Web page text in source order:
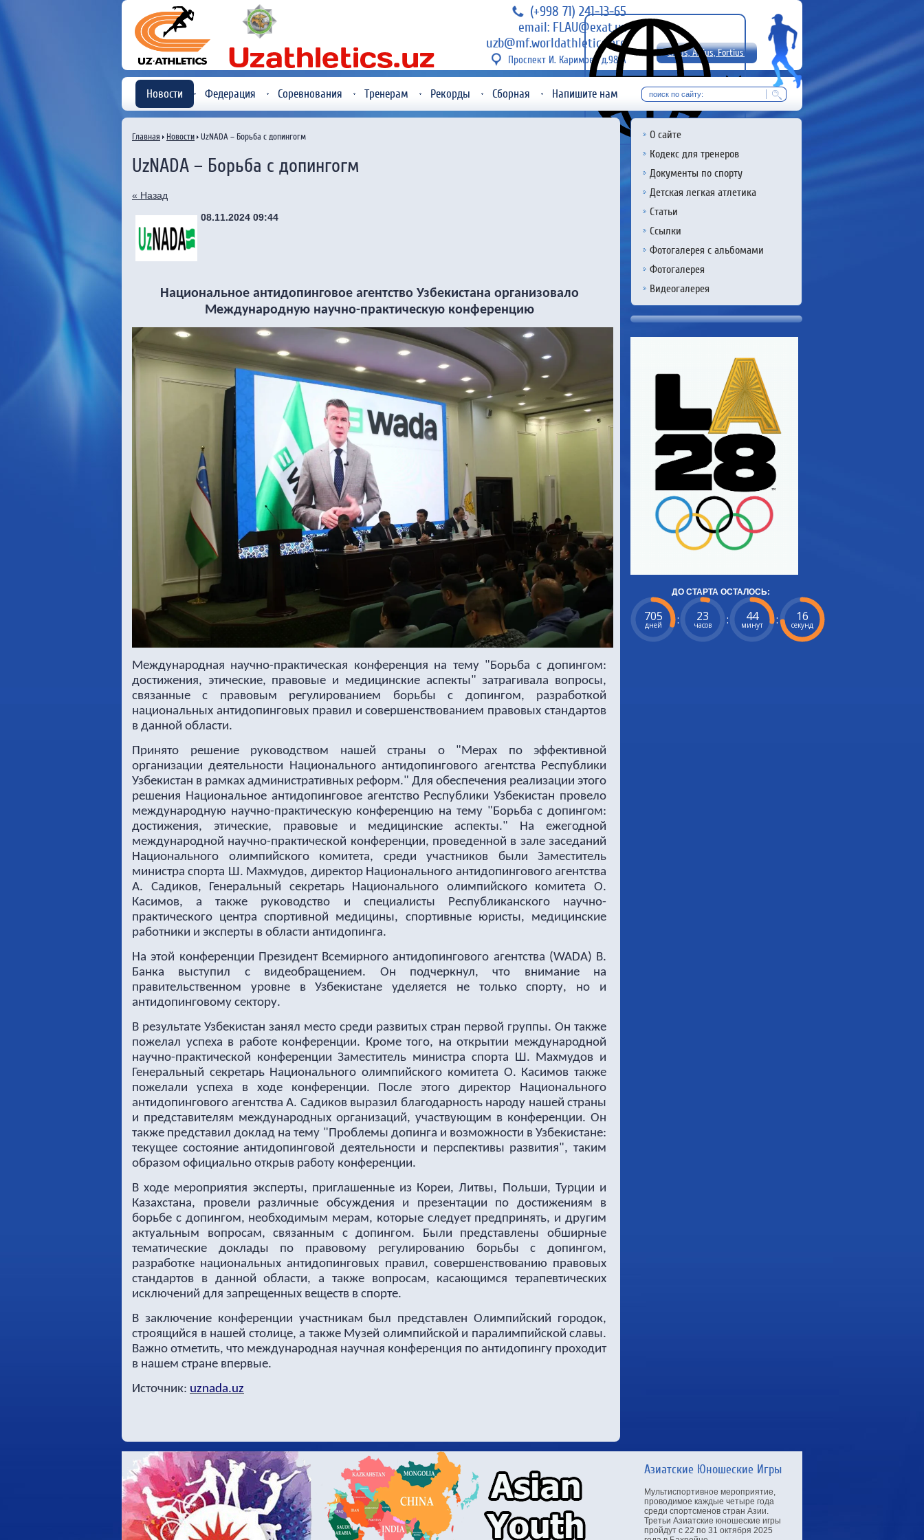
(+998 71) 241-13-65
email: FLAU@exat.uz
uzb@mf.worldathletics.org
Проспект И. Каримова д.98 А
Citius, Altius, Fortius!
RU
Новости Федерация Соревнования Тренерам Рекорды Сборная Напишите нам
О сайте
Кодекс для тренеров
Документы по спорту
Детская легкая атлетика
Статьи
Ссылки
Фотогалерея с альбомами
Фотогалерея
Видеогалерея
ДО СТАРТА ОСТАЛОСЬ:
705
дней : 23
часов : 44
минут : 15
секунд
Главная Новости UzNADA – Борьба с допингогм
UzNADA – Борьба с допингогм
« Назад
08.11.2024 09:44
Национальное антидопинговое агентство Узбекистана организовало
Международную научно-практическую конференцию
Международная научно-практическая конференция на тему "Борьба с допингом:
достижения, этические, правовые и медицинские аспекты" затрагивала вопросы,
связанные с правовым регулированием борьбы с допингом, разработкой
национальных антидопинговых правил и совершенствованием правовых стандартов
в данной области.
Принято решение руководством нашей страны о "Мерах по эффективной
организации деятельности Национального антидопингового агентства Республики
Узбекистан в рамках административных реформ." Для обеспечения реализации этого
решения Национальное антидопинговое агентство Республики Узбекистан провело
международную научно-практическую конференцию на тему "Борьба с допингом:
достижения, этические, правовые и медицинские аспекты." На ежегодной
международной научно-практической конференции, проведенной в зале заседаний
Национального олимпийского комитета, среди участников были Заместитель
министра спорта Ш. Махмудов, директор Национального антидопингового агентства
А. Садиков, Генеральный секретарь Национального олимпийского комитета О.
Касимов, а также руководство и специалисты Республиканского научно-
практического центра спортивной медицины, спортивные юристы, медицинские
работники и эксперты в области антидопинга.
На этой конференции Президент Всемирного антидопингового агентства (WADA) В.
Банка выступил с видеобращением. Он подчеркнул, что внимание на
правительственном уровне в Узбекистане уделяется не только спорту, но и
антидопинговому сектору.
В результате Узбекистан занял место среди развитых стран первой группы. Он также
пожелал успеха в работе конференции. Кроме того, на открытии международной
научно-практической конференции Заместитель министра спорта Ш. Махмудов и
Генеральный секретарь Национального олимпийского комитета О. Касимов также
пожелали успеха в ходе конференции. После этого директор Национального
антидопингового агентства А. Садиков выразил благодарность народу нашей страны
и представителям международных организаций, участвующим в конференции. Он
также представил доклад на тему "Проблемы допинга и возможности в Узбекистане:
текущее состояние антидопинговой деятельности и перспективы развития", таким
образом официально открыв работу конференции.
В ходе мероприятия эксперты, приглашенные из Кореи, Литвы, Польши, Турции и
Казахстана, провели различные обсуждения и презентации по достижениям в
борьбе с допингом, необходимым мерам, которые следует предпринять, и другим
актуальным вопросам, связанным с допингом. Были представлены обширные
тематические доклады по правовому регулированию борьбы с допингом,
разработке национальных антидопинговых правил, совершенствованию правовых
стандартов в данной области, а также вопросам, касающимся терапевтических
исключений для запрещенных веществ в спорте.
В заключение конференции участникам был представлен Олимпийский городок,
строящийся в нашей столице, а также Музей олимпийской и паралимпийской славы.
Важно отметить, что международная научная конференция по антидопингу проходит
в нашем стране впервые.
Источник: uznada.uz